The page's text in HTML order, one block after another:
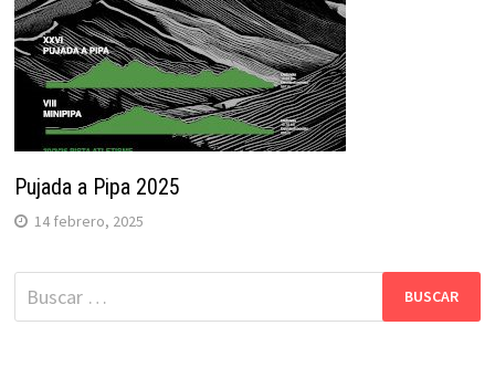
Pujada a Pipa 2025
14 febrero, 2025
Buscar: